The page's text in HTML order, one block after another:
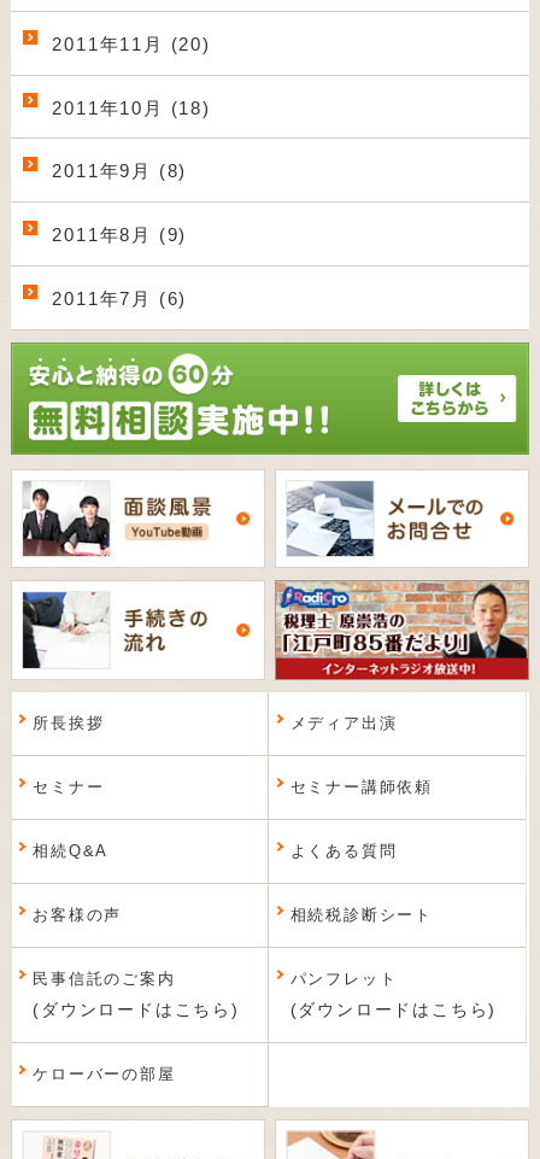
2011年11月 (20)
2011年10月 (18)
2011年9月 (8)
2011年8月 (9)
2011年7月 (6)
所長挨拶 メディア出演
セミナー セミナー講師依頼
相続Q&A よくある質問
お客様の声 相続税診断シート
民事信託のご案内
(ダウンロードはこちら)
パンフレット
(ダウンロードはこちら)
ケローバーの部屋